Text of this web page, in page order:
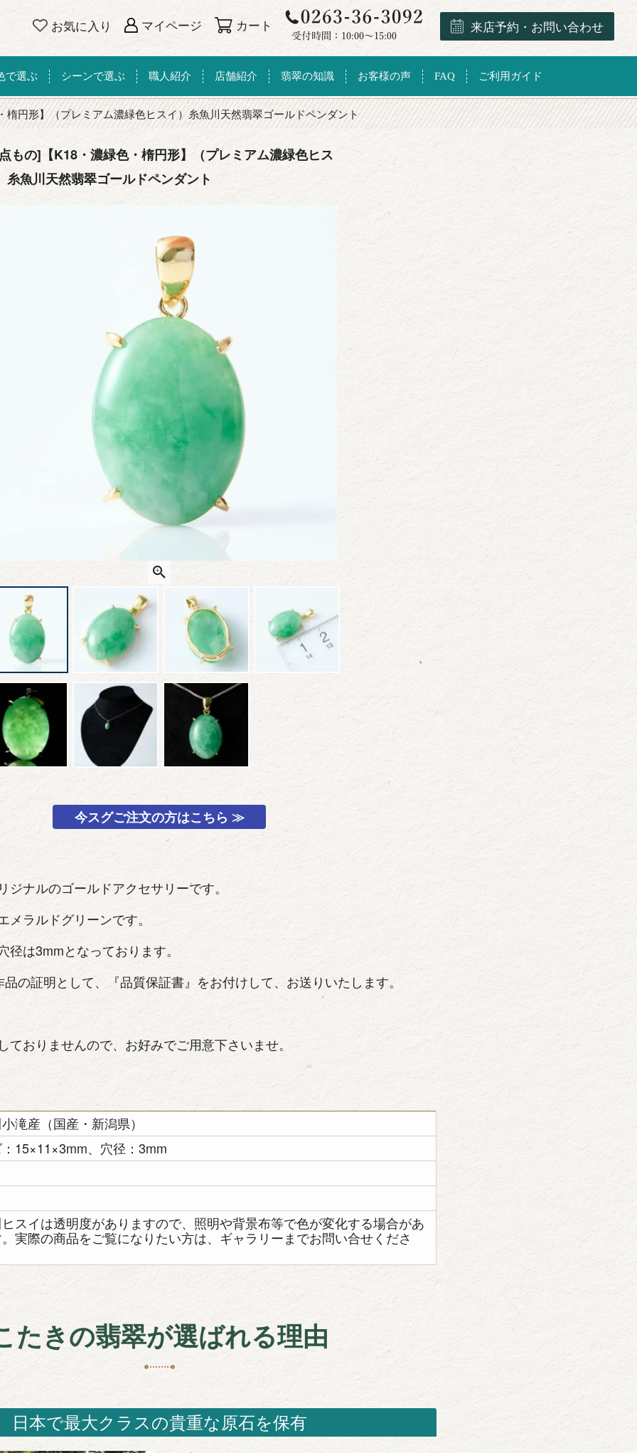
お気に入り マイページ カート 来店予約・お問い合わせ
で選ぶ シーンで選ぶ 職人紹介 店舗紹介 翡翠の知識 お客様の声 FAQ ご利用ガイド
楕円形】（プレミアム濃緑色ヒスイ）糸魚川天然翡翠ゴールドペンダント
もの]【K18・濃緑色・楕円形】（プレミアム濃緑色ヒス
糸魚川天然翡翠ゴールドペンダント
今スグご注文の方はこちら ≫
ジナルのゴールドアクセサリーです。
ラルドグリーンです。
径は3mmとなっております。
の証明として、『品質保証書』をお付けして、お送りいたします。
ておりませんので、お好みでご用意下さいませ。
滝産（国産・新潟県）
15×11×3mm、穴径：3mm
スイは透明度がありますので、照明や背景布等で色が変化する場合があ
実際の商品をご覧になりたい方は、ギャラリーまでお問い合せくださ
たきの翡翠が選ばれる理由
日本で最大クラスの貴重な原石を保有